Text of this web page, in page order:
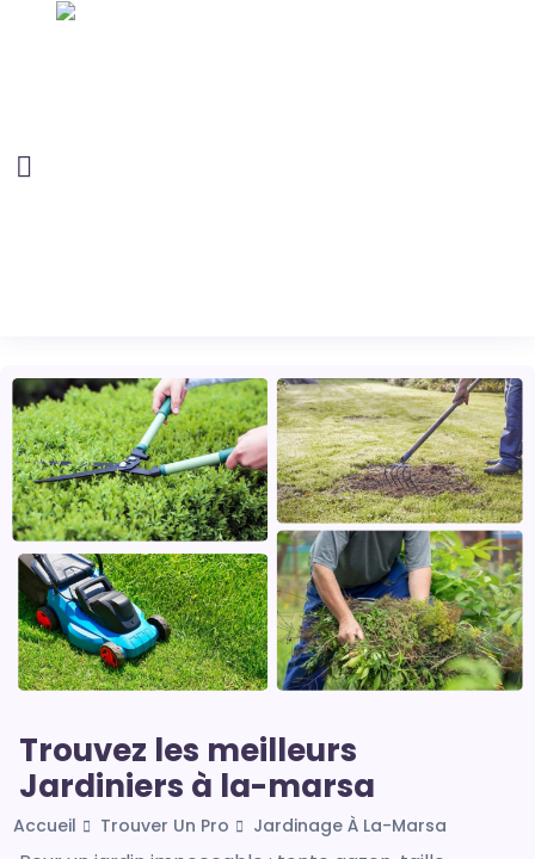
Trouvez les meilleurs
Jardiniers à la-marsa
Accueil Trouver Un Pro Jardinage À La-Marsa